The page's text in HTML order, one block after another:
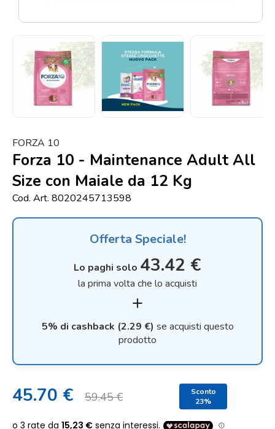
Punti
Blog
e
news
FORZA 10
Forza 10 - Maintenance Adult All
Size con Maiale da 12 Kg
Cod. Art. 8020245713598
Offerta Speciale!
Lo paghi solo 43.42 €
la prima volta che lo acquisti
add
5% di cashback (2.29 €) se acquisti questo
prodotto
45.70 € 59.45 €
Sconto
23%